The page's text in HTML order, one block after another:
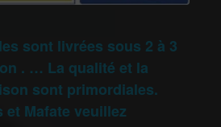
sont livrées sous 2 à 3
. … La qualité et la
sont primordiales.
Mafate veuillez